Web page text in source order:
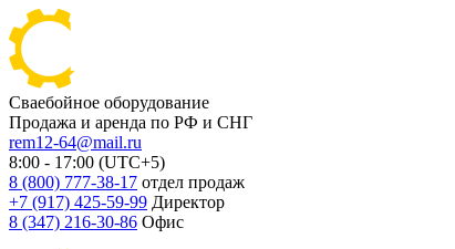
Сваебойное оборудование
Продажа и аренда по РФ и СНГ
rem12-64@mail.ru
8:00 - 17:00 (UTC+5)
8 (800) 777-38-17 отдел продаж
+7 (917) 425-59-99 Директор
8 (347) 216-30-86 Офис